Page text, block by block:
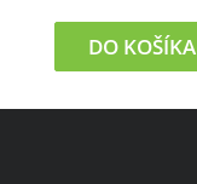
DO KOŠÍKA